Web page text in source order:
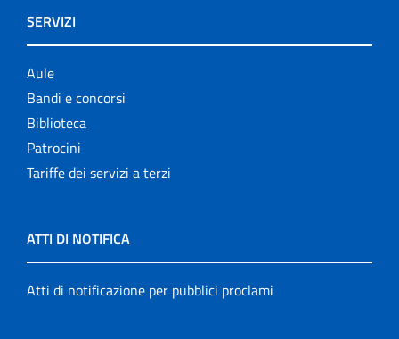
SERVIZI
Aule
Bandi e concorsi
Biblioteca
Patrocini
Tariffe dei servizi a terzi
ATTI DI NOTIFICA
Atti di notificazione per pubblici proclami